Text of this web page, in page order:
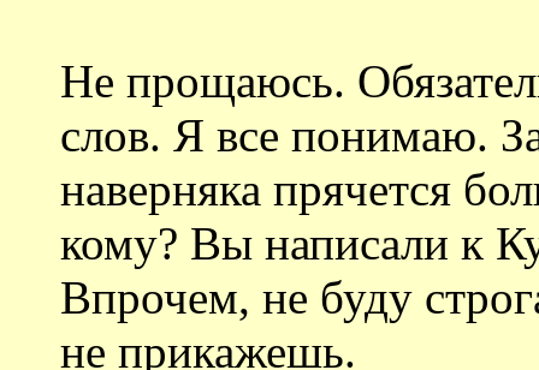
Не прощаюсь.
слов. Я все понимаю.
наверняка прячется
кому? Вы написали к
Впрочем, не буду
не прикажешь.